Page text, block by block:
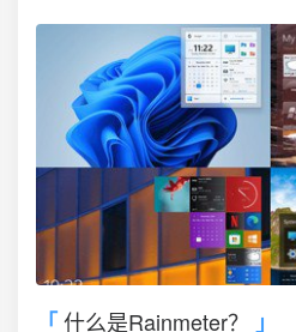
什么是Rainmeter？